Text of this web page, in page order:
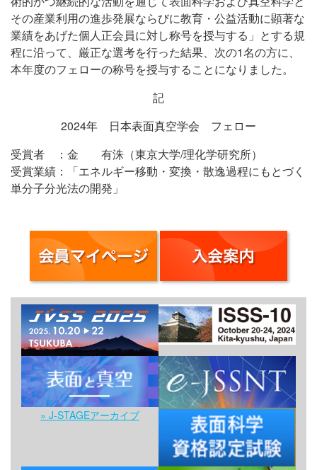
その産業利用の進歩発展ならびに教育・公益活動に顕著な
業績をあげた個人正会員に対し称号を授与する」とする規
程に沿って、厳正な選考を行った結果、次の1名の方に、
本年度のフェローの称号を授与することになりました。
記
2024年 日本表面真空学会 フェロー
受賞者 ：金 有洙（東京大学/理化学研究所）
受賞業績：「エネルギー移動・変換・散逸過程にもとづく
単分子分光法の開発」
» J-STAGEアーカイブ